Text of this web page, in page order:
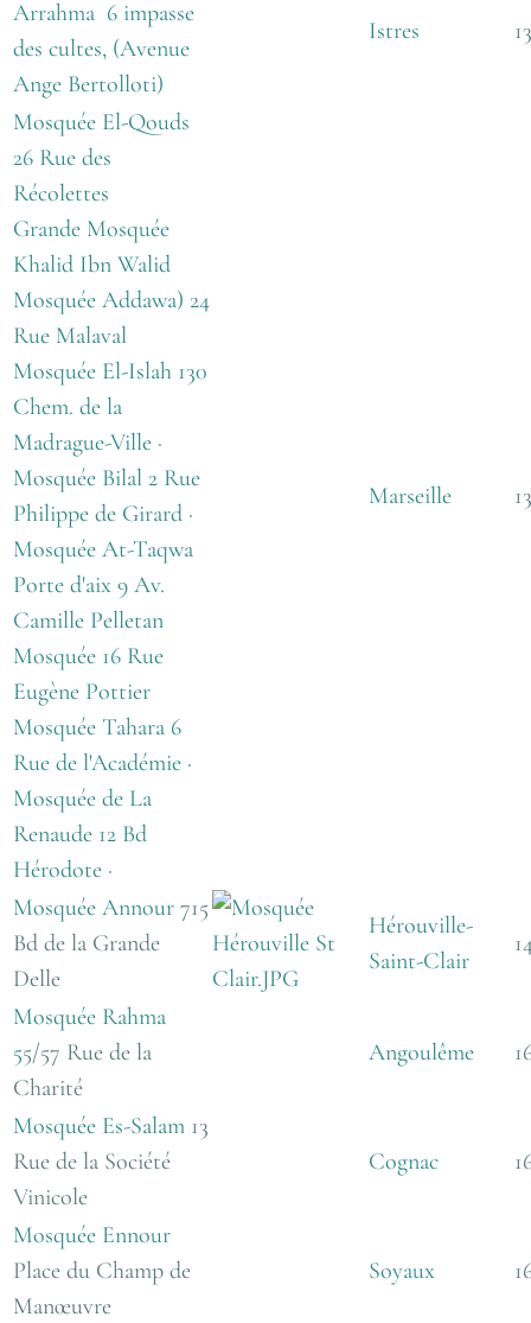
Arrahma 6 impasse
des cultes, (Avenue
Ange Bertolloti)
Istres 13
Mosquée El-Qouds
26 Rue des
Récolettes
Grande Mosquée
Khalid Ibn Walid
Mosquée Addawa) 24
Rue Malaval
Mosquée El-Islah 130
Chem. de la
Madrague-Ville ·
Mosquée Bilal 2 Rue
Philippe de Girard ·
Mosquée At-Taqwa
Porte d'aix 9 Av.
Camille Pelletan
Mosquée 16 Rue
Eugène Pottier
Mosquée Tahara 6
Rue de l'Académie ·
Mosquée de La
Renaude 12 Bd
Hérodote ·
Marseille 13
Mosquée Annour 715
Bd de la Grande
Delle
Hérouville-
Saint-Clair
Mosquée Rahma
55/57 Rue de la
Charité
Angoulême
Mosquée Es-Salam 13
Rue de la Société
Vinicole
Cognac
Mosquée Ennour
Place du Champ de
Manœuvre
Soyaux